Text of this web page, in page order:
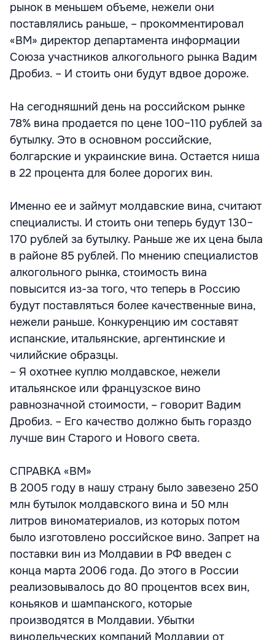
рынок в меньшем объеме, нежели они
поставлялись раньше, – прокомментировал
«ВМ» директор департамента информации
Союза участников алкогольного рынка Вадим
Дробиз. – И стоить они будут вдвое дороже.
На сегодняшний день на российском рынке
78% вина продается по цене 100–110 рублей за
бутылку. Это в основном российские,
болгарские и украинские вина. Остается ниша
в 22 процента для более дорогих вин.
Именно ее и займут молдавские вина, считают
специалисты. И стоить они теперь будут 130–
170 рублей за бутылку. Раньше же их цена была
в районе 85 рублей. По мнению специалистов
алкогольного рынка, стоимость вина
повысится из-за того, что теперь в Россию
будут поставляться более качественные вина,
нежели раньше. Конкуренцию им составят
испанские, итальянские, аргентинские и
чилийские образцы.
– Я охотнее куплю молдавское, нежели
итальянское или французское вино
равнозначной стоимости, – говорит Вадим
Дробиз. – Его качество должно быть гораздо
лучше вин Старого и Нового света.
СПРАВКА «ВМ»
В 2005 году в нашу страну было завезено 250
млн бутылок молдавского вина и 50 млн
литров виноматериалов, из которых потом
было изготовлено российское вино. Запрет на
поставки вин из Молдавии в РФ введен с
конца марта 2006 года. До этого в России
реализовывалось до 80 процентов всех вин,
коньяков и шампанского, которые
производятся в Молдавии. Убытки
винодельческих компаний Молдавии от